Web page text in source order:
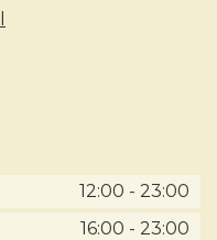
12:00 - 23:00
16:00 - 23:00